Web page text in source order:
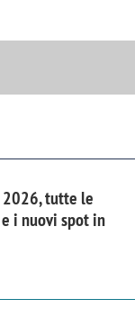
tutte le
i nuovi spot in